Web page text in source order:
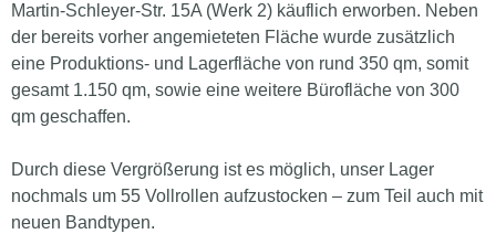
Martin-Schleyer-Str. 15A (Werk 2) käuflich erworben. Neben
der bereits vorher angemieteten Fläche wurde zusätzlich
eine Produktions- und Lagerfläche von rund 350 qm, somit
gesamt 1.150 qm, sowie eine weitere Bürofläche von 300
qm geschaffen.
Durch diese Vergrößerung ist es möglich, unser Lager
nochmals um 55 Vollrollen aufzustocken – zum Teil auch mit
neuen Bandtypen.